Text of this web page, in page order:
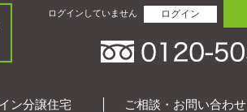
ログインしていません ログイン
ン分譲住宅 ご相談・お問い合わせ